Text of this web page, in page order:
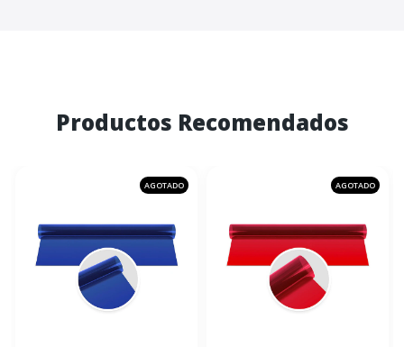
Productos Recomendados
AGOTADO AGOTADO